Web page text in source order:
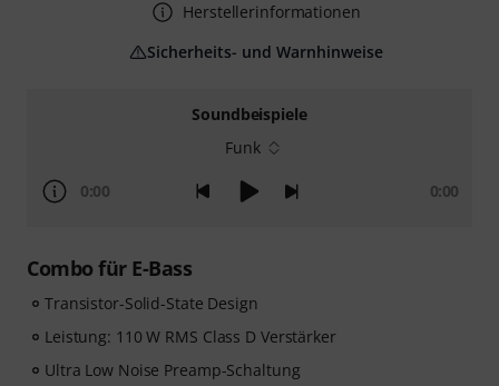
Soundbeispiele
Funk
0:00 0:00
Combo für E-Bass
Transistor-Solid-State Design
Leistung: 110 W RMS Class D Verstärker
Ultra Low Noise Preamp-Schaltung
Herstellerinformationen
Sicherheits- und Warnhinweise